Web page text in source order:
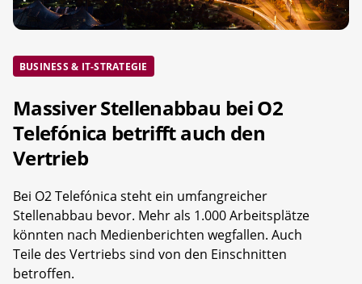
BUSINESS & IT-STRATEGIE
Massiver Stellenabbau bei O2
Telefónica betrifft auch den
Vertrieb
Bei O2 Telefónica steht ein umfangreicher
Stellenabbau bevor. Mehr als 1.000 Arbeitsplätze
könnten nach Medienberichten wegfallen. Auch
Teile des Vertriebs sind von den Einschnitten
betroffen.